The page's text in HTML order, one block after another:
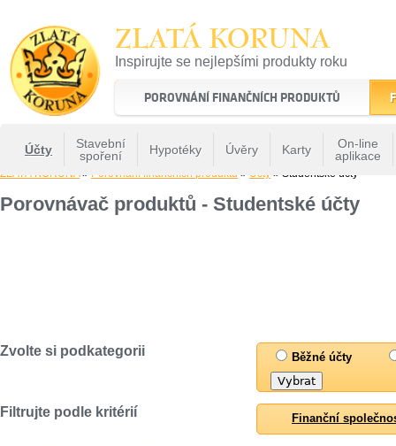
ZLATÁ KORUNA
Inspirujte se nejlepšími produkty roku
22 let tradice a kvality na finančním trhu
POROVNÁNÍ FINANČNÍCH PRODUKTŮ
Účty
Stavební
spoření
Hypotéky Úvěry Karty
On-line
aplikace
ZLATÁ KORUNA» Porovnání finančních produktů » Účty » Studentské účty
Porovnávač produktů - Studentské účty
Zvolte si podkategorii Běžné účty
Filtrujte podle kritérií Finanční